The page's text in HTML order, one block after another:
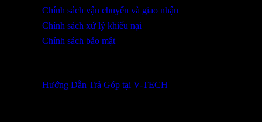
Chính sách vận chuyển và giao nhận
Chính sách xử lý khiếu nại
Chính sách bảo mật
Hướng Dẫn Trả Góp tại V-TECH